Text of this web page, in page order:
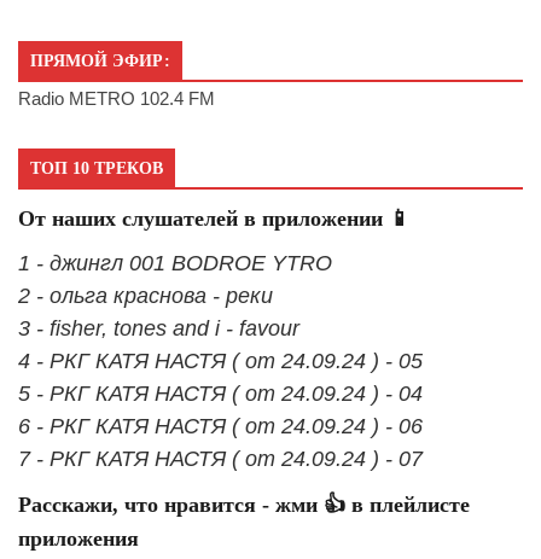
ПРЯМОЙ ЭФИР:
Radio METRO 102.4 FM
ТОП 10 ТРЕКОВ
От наших слушателей в приложении 📱
1 - джингл 001 BODROE YTRO
2 - ольга краснова - реки
3 - fisher, tones and i - favour
4 - РКГ КАТЯ НАСТЯ ( от 24.09.24 ) - 05
5 - РКГ КАТЯ НАСТЯ ( от 24.09.24 ) - 04
6 - РКГ КАТЯ НАСТЯ ( от 24.09.24 ) - 06
7 - РКГ КАТЯ НАСТЯ ( от 24.09.24 ) - 07
Расскажи, что нравится - жми 👍 в плейлисте
приложения